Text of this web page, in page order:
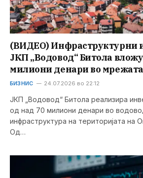
(ВИДЕО) Инфраструктурни
ЈКП „Водовод“ Битола
милиони денари во мрежата
БИЗНИС 24.07.2026 во 22:12
ЈКП „Водовод“ Битола реализира
од над 70 милиони денари во
инфраструктура на територијата на
Од…